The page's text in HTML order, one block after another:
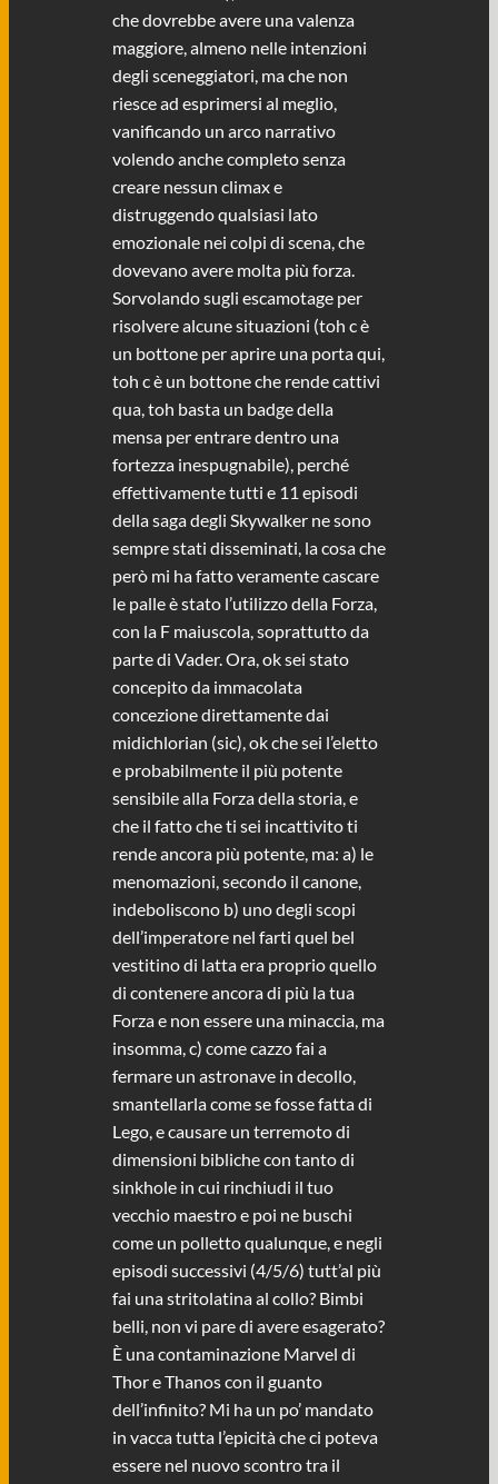
che dovrebbe avere una valenza
maggiore, almeno nelle intenzioni
degli sceneggiatori, ma che non
riesce ad esprimersi al meglio,
vanificando un arco narrativo
volendo anche completo senza
creare nessun climax e
distruggendo qualsiasi lato
emozionale nei colpi di scena, che
dovevano avere molta più forza.
Sorvolando sugli escamotage per
risolvere alcune situazioni (toh c è
un bottone per aprire una porta qui,
toh c è un bottone che rende cattivi
qua, toh basta un badge della
mensa per entrare dentro una
fortezza inespugnabile), perché
effettivamente tutti e 11 episodi
della saga degli Skywalker ne sono
sempre stati disseminati, la cosa che
però mi ha fatto veramente cascare
le palle è stato l’utilizzo della Forza,
con la F maiuscola, soprattutto da
parte di Vader. Ora, ok sei stato
concepito da immacolata
concezione direttamente dai
midichlorian (sic), ok che sei l’eletto
e probabilmente il più potente
sensibile alla Forza della storia, e
che il fatto che ti sei incattivito ti
rende ancora più potente, ma: a) le
menomazioni, secondo il canone,
indeboliscono b) uno degli scopi
dell’imperatore nel farti quel bel
vestitino di latta era proprio quello
di contenere ancora di più la tua
Forza e non essere una minaccia, ma
insomma, c) come cazzo fai a
fermare un astronave in decollo,
smantellarla come se fosse fatta di
Lego, e causare un terremoto di
dimensioni bibliche con tanto di
sinkhole in cui rinchiudi il tuo
vecchio maestro e poi ne buschi
come un polletto qualunque, e negli
episodi successivi (4/5/6) tutt’al più
fai una stritolatina al collo? Bimbi
belli, non vi pare di avere esagerato?
È una contaminazione Marvel di
Thor e Thanos con il guanto
dell’infinito? Mi ha un po’ mandato
in vacca tutta l’epicità che ci poteva
essere nel nuovo scontro tra il